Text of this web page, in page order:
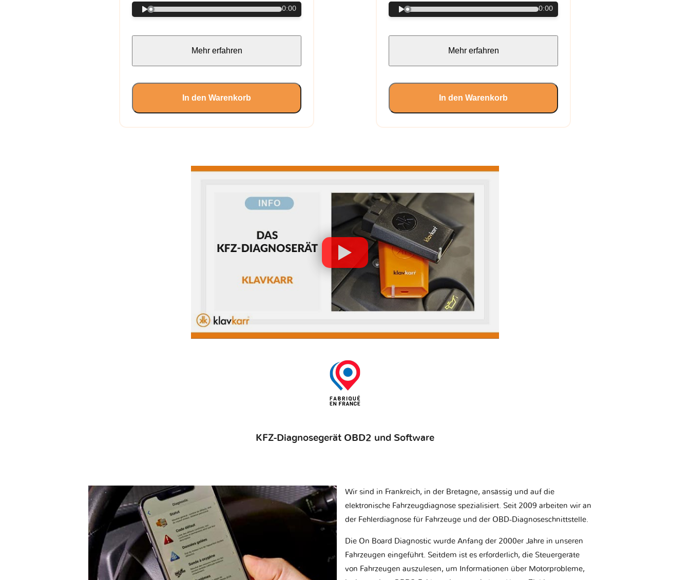
0:00
Mehr erfahren
In den Warenkorb
0:00
Mehr erfahren
In den Warenkorb
KFZ-Diagnosegerät OBD2 und Software
Wir sind in Frankreich, in der Bretagne, ansässig und auf die
elektronische Fahrzeugdiagnose spezialisiert. Seit 2009 arbeiten wir an
der Fehlerdiagnose für Fahrzeuge und der OBD-Diagnoseschnittstelle.
Die On Board Diagnostic wurde Anfang der 2000er Jahre in unseren
Fahrzeugen eingeführt. Seitdem ist es erforderlich, die Steuergeräte
von Fahrzeugen auszulesen, um Informationen über Motorprobleme,